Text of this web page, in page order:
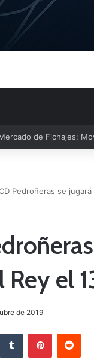
CB Villarrobledo y el
Pedroñeras se
Rey el
de 2019